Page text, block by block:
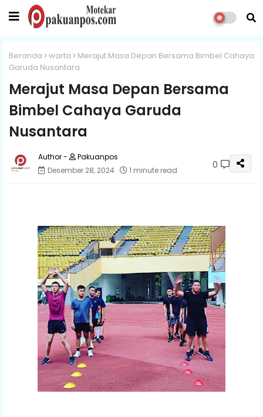
Beranda warta
Merajut Masa Depan Bersama Bimbel Cahaya
Garuda Nusantara
Merajut Masa Depan Bersama
Bimbel Cahaya Garuda
Nusantara
Pakuanpos
Desember 28, 2024
1 minute read 0